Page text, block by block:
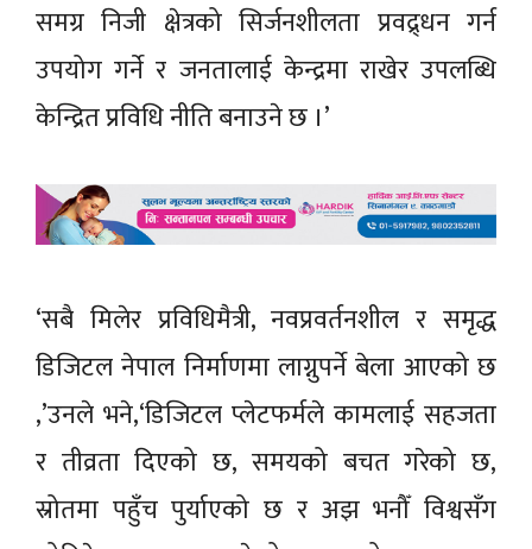
समग्र निजी क्षेत्रको सिर्जनशीलता प्रवद्र्धन गर्न
उपयोग गर्ने र जनतालाई केन्द्रमा राखेर उपलब्धि
केन्द्रित प्रविधि नीति बनाउने छ ।’
‘सबै मिलेर प्रविधिमैत्री, नवप्रवर्तनशील र समृद्ध
डिजिटल नेपाल निर्माणमा लाग्नुपर्ने बेला आएको छ
,’उनले भने,‘डिजिटल प्लेटफर्मले कामलाई सहजता
र तीव्रता दिएको छ, समयको बचत गरेको छ,
स्रोतमा पहुँच पुर्याएको छ र अझ भनौँ विश्वसँग